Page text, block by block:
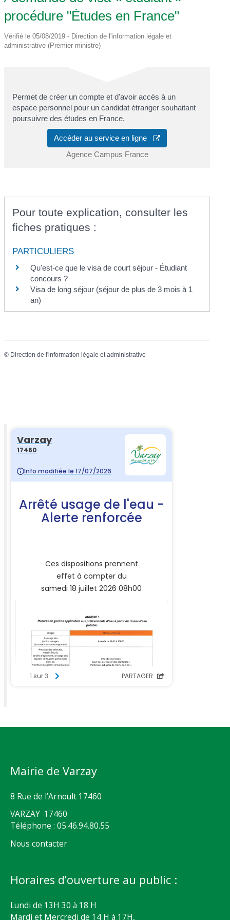
procédure "Études en France"
Vérifié le 05/08/2019 - Direction de l'information légale et
administrative (Premier ministre)
Permet de créer un compte et d'avoir accès à un
espace personnel pour un candidat étranger souhaitant
poursuivre des études en France.
Accéder au service en ligne
Agence Campus France
Pour toute explication, consulter les
fiches pratiques :
PARTICULIERS
Qu'est-ce que le visa de court séjour - Étudiant
concours ?
Visa de long séjour (séjour de plus de 3 mois à 1
an)
© Direction de l'information légale et administrative
Mairie de Varzay
8 Rue de l’Arnoult 17460
VARZAY 17460
Téléphone : 05.46.94.80.55
Nous contacter
Horaires d’ouverture au public :
Lundi de 13H 30 à 18 H
Mardi et Mercredi de 14 H à 17H,